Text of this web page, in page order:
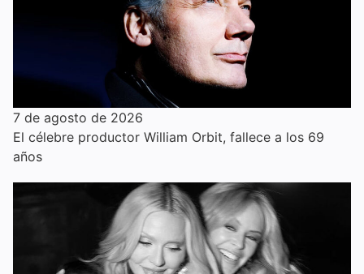
7 de agosto de 2026
El célebre productor William Orbit, fallece a los 69
años